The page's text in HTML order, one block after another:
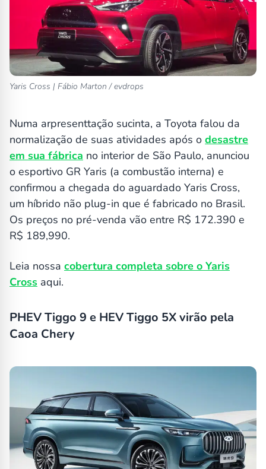
Yaris Cross | Fábio Marton / evdrops
Numa arpresenttação sucinta, a Toyota falou da
normalização de suas atividades após o desastre
em sua fábrica no interior de São Paulo, anunciou
o esportivo GR Yaris (a combustão interna) e
confirmou a chegada do aguardado Yaris Cross,
um híbrido não plug-in que é fabricado no Brasil.
Os preços no pré-venda vão entre R$ 172.390 e
R$ 189,990.
Leia nossa cobertura completa sobre o Yaris
Cross aqui.
PHEV Tiggo 9 e HEV Tiggo 5X virão pela
Caoa Chery